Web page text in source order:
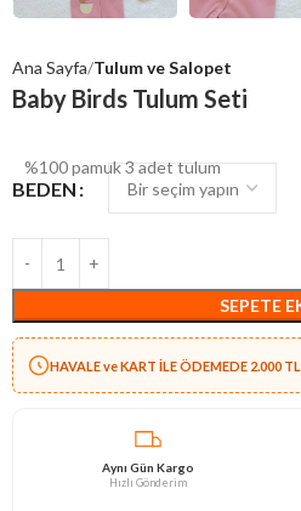
Ana Sayfa Tulum ve Salopet
Baby Birds Tulum Seti
%100 pamuk 3 adet tulum
BEDEN
SEPETE
HAVALE ve KART İLE ÖDEMEDE 2.000
Aynı Gün Kargo
Hızlı Gönderim